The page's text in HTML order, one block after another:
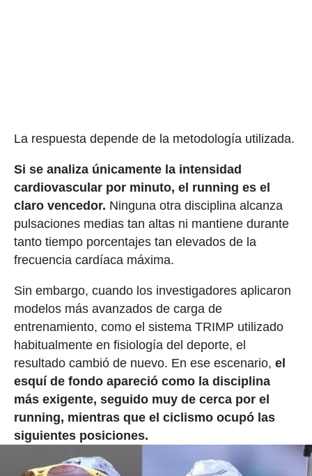
La respuesta depende de la metodología utilizada.
Si se analiza únicamente la intensidad
cardiovascular por minuto, el running es el
claro vencedor. Ninguna otra disciplina alcanza
pulsaciones medias tan altas ni mantiene durante
tanto tiempo porcentajes tan elevados de la
frecuencia cardíaca máxima.
Sin embargo, cuando los investigadores aplicaron
modelos más avanzados de carga de
entrenamiento, como el sistema TRIMP utilizado
habitualmente en fisiología del deporte, el
resultado cambió de nuevo. En ese escenario, el
esquí de fondo apareció como la disciplina
más exigente, seguido muy de cerca por el
running, mientras que el ciclismo ocupó las
siguientes posiciones.